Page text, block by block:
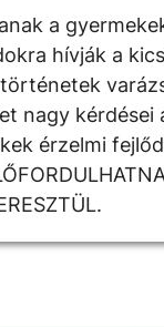
a
hívják a
nagy
érzelmi